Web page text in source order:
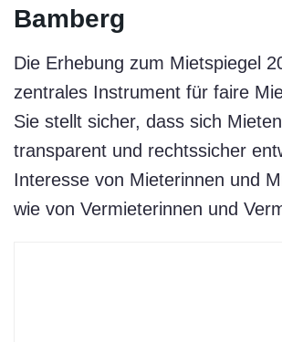
Bamberg
Die Erhebung zum Mietspiegel
zentrales Instrument für faire
Sie stellt sicher, dass sich
transparent und rechtssicher
Interesse von Mieterinnen und
wie von Vermieterinnen und